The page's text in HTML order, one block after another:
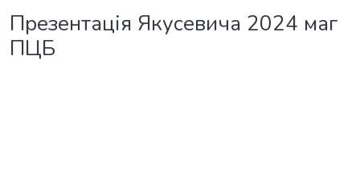
Презентація Якусевича 2024 маг
ПЦБ